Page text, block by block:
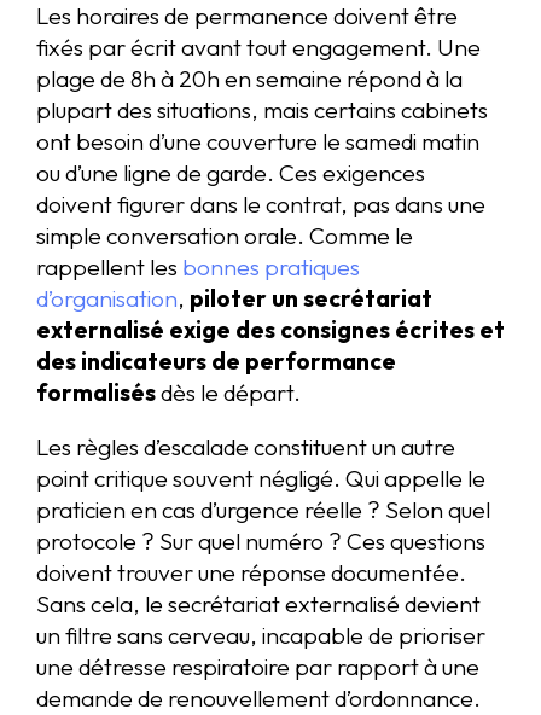
Les horaires de permanence doivent être
fixés par écrit avant tout engagement. Une
plage de 8h à 20h en semaine répond à la
plupart des situations, mais certains cabinets
ont besoin d’une couverture le samedi matin
ou d’une ligne de garde. Ces exigences
doivent figurer dans le contrat, pas dans une
simple conversation orale. Comme le
rappellent les bonnes pratiques
d’organisation, piloter un secrétariat
externalisé exige des consignes écrites et
des indicateurs de performance
formalisésdès le départ.
Les règles d’escalade constituent un autre
point critique souvent négligé. Qui appelle le
praticien en cas d’urgence réelle ? Selon quel
protocole ? Sur quel numéro ? Ces questions
doivent trouver une réponse documentée.
Sans cela, le secrétariat externalisé devient
un filtre sans cerveau, incapable de prioriser
une détresse respiratoire par rapport à une
demande de renouvellement d’ordonnance.